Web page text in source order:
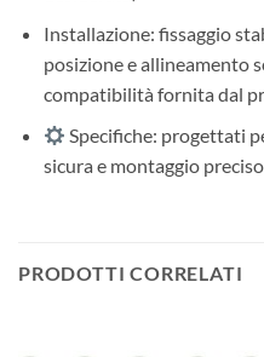
Installazione: fissaggio
posizione e allineamento
compatibilità fornita dal
Specifiche: progettati
sicura e montaggio
PRODOTTI CORRELATI